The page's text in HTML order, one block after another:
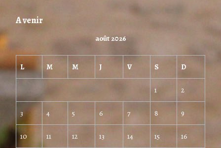
A venir
août 2026
L M M J V S D
1 2
3 4 5 6 7 8 9
10 11 12 13 14 15 16